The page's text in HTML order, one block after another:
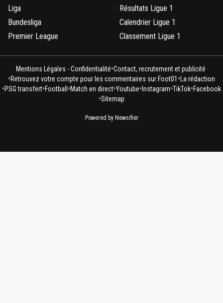
Liga
Bundesliga
Premier League
Résultats Ligue 1
Calendrier Ligue 1
Classement Ligue 1
Mentions Légales - Confidentialité•Contact, recrutement et publicité
•Retrouvez votre compte pour les commentaires sur Foot01 • La rédaction
•PSG transfert•Football •Match en direct•Youtube• Instagram•TikTok•Facebook
•Sitemap
Powered by Newsifier